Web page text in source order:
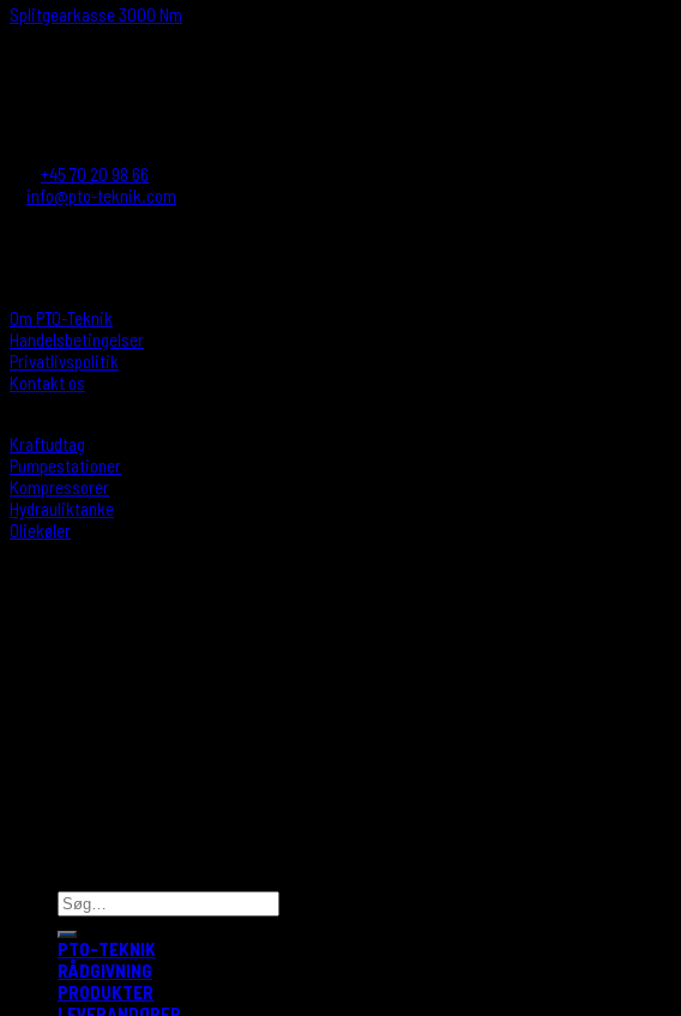
Splitgearkasse 3000 Nm
+45 70 20 98 66
info@pto-teknik.com
Om PTO-Teknik
Handelsbetingelser
Privatlivspolitik
Kontakt os
Kraftudtag
Pumpestationer
Kompressorer
Hydrauliktanke
Oliekøler
PTO-TEKNIK
RÅDGIVNING
PRODUKTER